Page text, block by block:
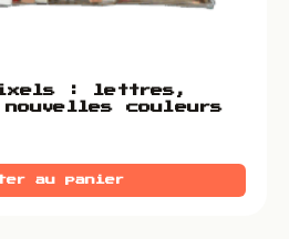
: lettres,
couleurs
au panier